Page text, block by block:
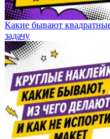
Какие бывают
задачу